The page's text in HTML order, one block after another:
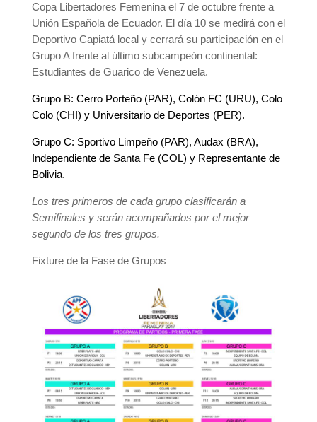
Copa Libertadores Femenina el 7 de octubre frente a
Unión Española de Ecuador. El día 10 se medirá con el
Deportivo Capiatá local y cerrará su participación en el
Grupo A frente al último subcampeón continental:
Estudiantes de Guarico de Venezuela.
Grupo B: Cerro Porteño (PAR), Colón FC (URU), Colo
Colo (CHI) y Universitario de Deportes (PER).
Grupo C: Sportivo Limpeño (PAR), Audax (BRA),
Independiente de Santa Fe (COL) y Representante de
Bolivia.
Los tres primeros de cada grupo clasificarán a
Semifinales y serán acompañados por el mejor
segundo de los tres grupos.
Fixture de la Fase de Grupos